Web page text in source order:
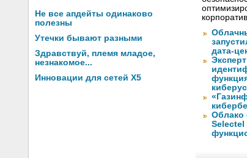
Не все апдейты одинаково
полезны
Утечки бывают разными
Здравствуй, племя младое,
незнакомое...
Инновации для сетей X5
дата-
Облако